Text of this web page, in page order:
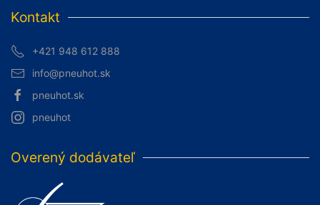
Kontakt
+421 948 612 888
info@pneuhot.sk
pneuhot.sk
pneuhot
Overený dodávateľ